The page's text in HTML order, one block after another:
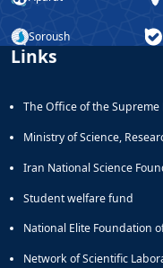
Soroush
Links
The Office of the Supreme
Ministry of Science,
Iran National Science
Student welfare fund
National Elite Foundation
Network of Scientific